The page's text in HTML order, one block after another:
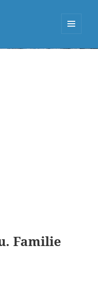
Familie